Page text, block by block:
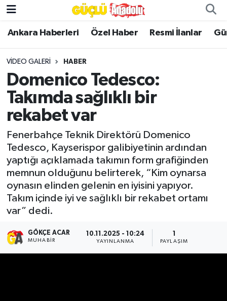
Ankara Haberleri Özel Haber Resmi İlanlar
VIDEO GALERI HABER
Domenico Tedesco:
Takımda sağlıklı bir
rekabet var
Fenerbahçe Teknik Direktörü Domenico
Tedesco, Kayserispor galibiyetinin ardından
yaptığı açıklamada takımın form grafiğinden
memnun olduğunu belirterek, “Kim oynarsa
oynasın elinden gelenin en iyisini yapıyor.
Takım içinde iyi ve sağlıklı bir rekabet ortamı
var” dedi.
GÖKÇE ACAR
MUHABIR
10.11.2025 - 10:24
YAYINLANMA PAYLAŞIM
Özel Haber
Ankara Haberleri
Resmi İlanlar
Ekonomi
Gündem
Asayiş
Dünya
Spor